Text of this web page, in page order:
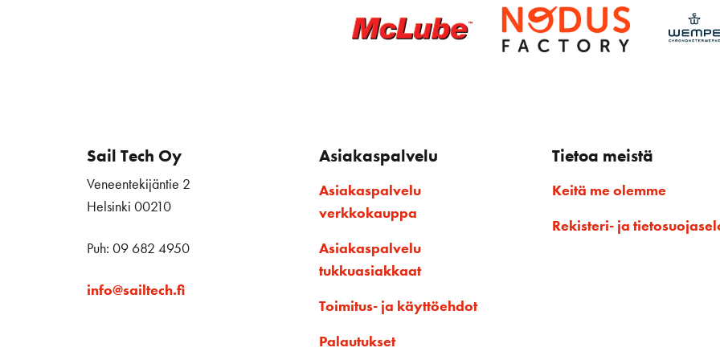
Sail Tech Oy
Veneentekijäntie 2
Helsinki 00210
Puh: 09 682 4950
info@sailtech.fi
Asiakaspalvelu
Asiakaspalvelu
verkkokauppa
Asiakaspalvelu
tukkuasiakkaat
Toimitus- ja käyttöehdot
Palautukset
Tietoa meistä
Keitä me olemme
Rekisteri- ja